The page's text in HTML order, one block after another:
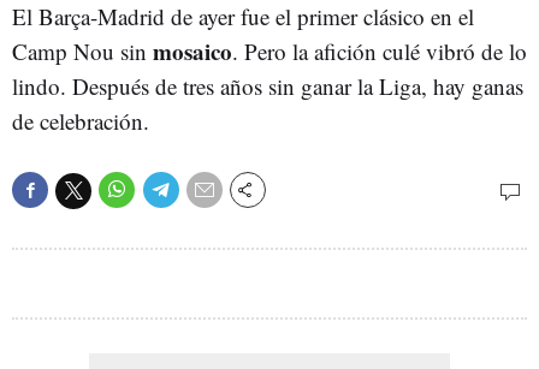
El Barça-Madrid de ayer fue el primer clásico en el
Camp Nou sin mosaico. Pero la afición culé vibró de lo
lindo. Después de tres años sin ganar la Liga, hay ganas
de celebración.